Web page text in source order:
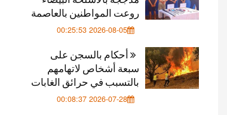
روعت المواطنين بالعاصمة
2026-08-05 00:25:53
أحكام بالسجن على
سبعة أشخاص لاتهامهم
بالتسبب في حرائق الغابات
2026-07-28 00:08:37